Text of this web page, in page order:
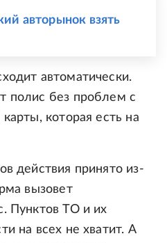
авторынок взять
автоматически.
полис без проблем с
которая есть на
действия принято из-
вызовет
Пунктов ТО и их
на всех не хватит. А